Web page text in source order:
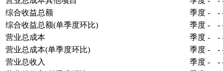
综合收益总额
季度 - -
综合收益总额(单季度环比)
季度 - -
营业总成本
季度 - -
营业总成本(单季度环比)
季度 - -
营业总收入
季度 - -